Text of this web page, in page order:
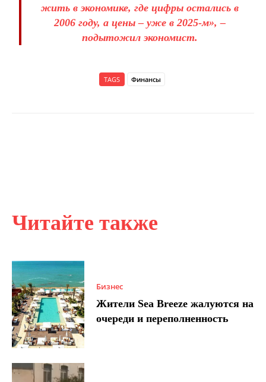
Читайте также
Бизнес
Жители Sea Breeze жалуются на
очереди и переполненность
жить в экономике, где цифры остались в
2006 году, а цены – уже в 2025-м», –
подытожил экономист.
TAGS Финансы